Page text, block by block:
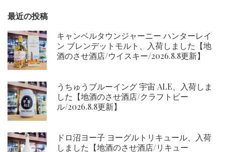
最近の投稿
キャンベルタウンジャーニー ハンターレイ
ン ブレンデットモルト、入荷しました【地
酒のさせ酒店/ウイスキー/2026.8.8更新】
うちゅうブルーイング 宇宙 ALE、入荷しま
した【地酒のさせ酒店/クラフトビー
ル/2026.8.8更新】
ドロ沼ヨー子 ヨーグルトリキュール、入荷
しました【地酒のさせ酒店/リキュー